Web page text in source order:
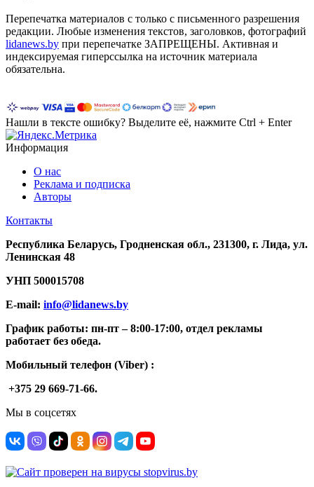
Перепечатка материалов c только с письменного разрешения
редакции. Любые изменения текстов, заголовков, фотографий
lidanews.by при перепечатке ЗАПРЕЩЕНЫ. Активная и
индексируемая гиперссылка на источник материала
обязательна.
Нашли в тексте ошибку? Выделите её, нажмите Ctrl + Enter
Информация
О нас
Реклама и подписка
Авторы
Контакты
Республика Беларусь, Гродненская обл., 231300, г. Лида, ул.
Ленинская 48
УНП 500015708
E-mail: info@lidanews.by
График работы: пн-пт –8:00-17:00, отдел рекламы
работает без обеда.
Мобильный телефон (Viber) :
+375 29 669-71-66.
Мы в соцсетях